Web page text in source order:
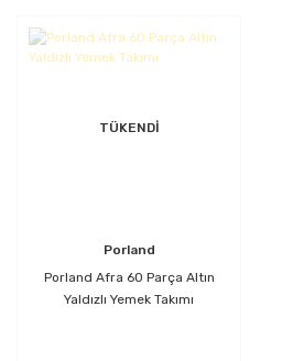
TÜKENDİ
Porland
Porland Afra 60 Parça Altın
Yaldızlı Yemek Takımı